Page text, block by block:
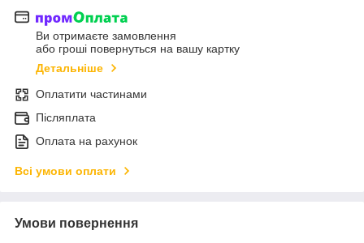
Ви отримаєте замовлення
або гроші повернуться на вашу картку
Детальніше
Оплатити частинами
Післяплата
Оплата на рахунок
Всі умови оплати
Умови повернення